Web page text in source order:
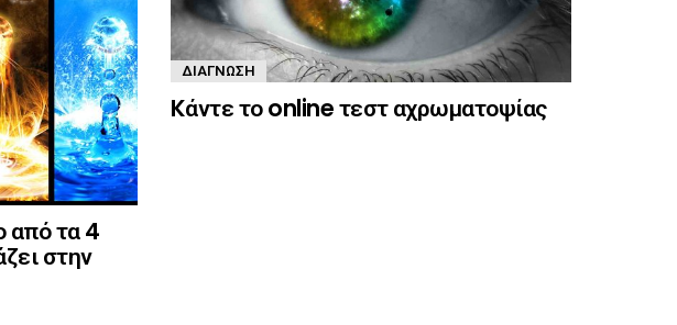
από τα 4
στην
ΔΙΆΓΝΩΣΗ
Kάντε το online τεστ αχρωματοψίας